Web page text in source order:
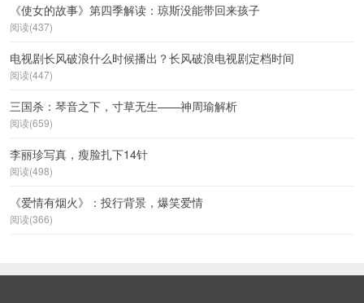
《使女的故事》第四季解读：琼斯没能带回来孩子
阅读(437)
电视剧长风破浪什么时候播出？长风破浪电视剧定档时间
阅读(447)
三国杀：琴音之下，寸草无生——神周瑜解析
阅读(659)
李丽珍写真，瘦脸扎下14针
阅读(498)
《爱情有烟火》：投行背景，爆笑爱情
阅读(366)